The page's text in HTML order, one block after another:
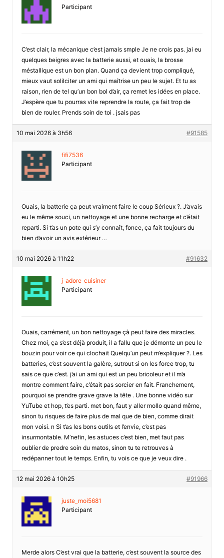
Participant
C’est clair, la mécanique c’est jamais smple Je ne crois pas. jai eu
quelques beigres avec la batterie aussi, et ouais, la brosse
méstallique est un bon plan. Quand ça devient trop compliqué,
mieux vaut solilciter un ami qui maîtrise un peu le sujet. Et tu as
raison, rien de tel qu’un bon bol d’air, ça remet les idées en place.
J’espère que tu pourras vite reprendre la route, ça fait trop de
bien de rouler. Prends soin de toi . jsais pas
10 mai 2026 à 3h56 #91585
fifi7536
Participant
Ouais, la batterie ça peut vraiment faire le coup Sérieux ?. J’avais
eu le même souci, un nettoyage et une bonne recharge et c’était
reparti. Si t’as un pote qui s’y connaît, fonce, ça fait toujours du
bien d’avoir un avis extérieur …
10 mai 2026 à 11h22 #91632
j_adore_cuisiner
Participant
Ouais, carrément, un bon nettoyage çà peut faire des miracles.
Chez moi, ça s’est déjà produit, il a fallu que je démonte un peu le
bouzin pour voir ce qui clochait Quelqu’un peut m’expliquer ?. Les
batteries, c’est souvent la galère, sutrout si on les force trop, tu
sais ce que c’est. j’ai un ami qui est un peu bricoleur et il m’a
montre comment faire, c’était pas sorcier en fait. Franchement,
pourquoi se prendre grave grave la tête . Une bonne vidéo sur
YuTube et hop, t’es parti. met bon, faut y aller mollo quand même,
sinon tu risques de faire plus de mal que de bien, comme dirait
mon voisi. n Si t’as les bons outils et l’envie, c’est pas
insurmontable. M’nefin, les astuces c’est bien, met faut pas
oublier de predre soin du matos, sinon tu te retrouves à
redépanner tout le temps. Enfin, tu vois ce que je veux dire .
12 mai 2026 à 10h25 #91966
juste_moi5681
Participant
Merde alors C’est vrai que la batterie, c’est souvent la source des